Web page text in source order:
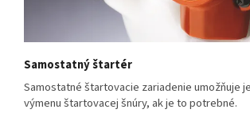
Samostatný štartér
Samostatné štartovacie zariadenie umožňuje
výmenu štartovacej šnúry, ak je to potrebné.